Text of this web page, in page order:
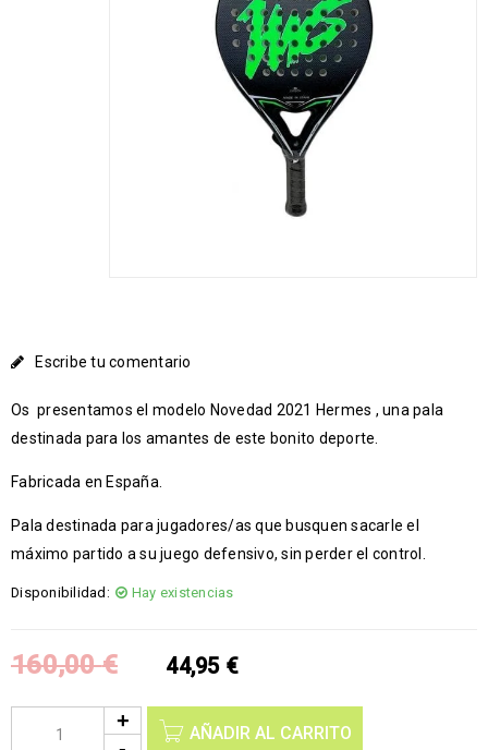
Escribe tu comentario
Os presentamos el modelo Novedad 2021 Hermes , una pala
destinada para los amantes de este bonito deporte.
Fabricada en España.
Pala destinada para jugadores/as que busquen sacarle el
máximo partido a su juego defensivo, sin perder el control.
Disponibilidad: Hay existencias
160,00€ 44,95 €
AÑADIR AL CARRITO